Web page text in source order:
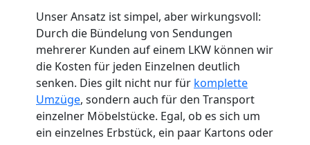
Unser Ansatz ist simpel, aber wirkungsvoll:
Durch die Bündelung von Sendungen
mehrerer Kunden auf einem LKW können wir
die Kosten für jeden Einzelnen deutlich
senken. Dies gilt nicht nur für komplette
Umzüge, sondern auch für den Transport
einzelner Möbelstücke. Egal, ob es sich um
ein einzelnes Erbstück, ein paar Kartons oder
Möbeltaxi
Feldkirch
Kleintransport
Feldkirch